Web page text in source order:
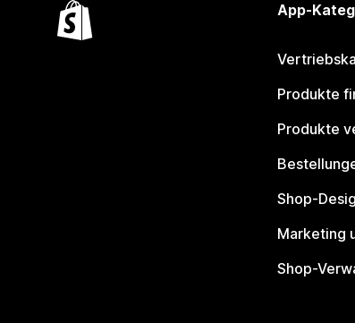
App-
Produkte
Produkte
Shop-
Marketing
Shop-